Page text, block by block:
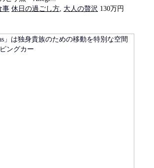
事 休日の過ごし方, 大人の贅沢 130万円